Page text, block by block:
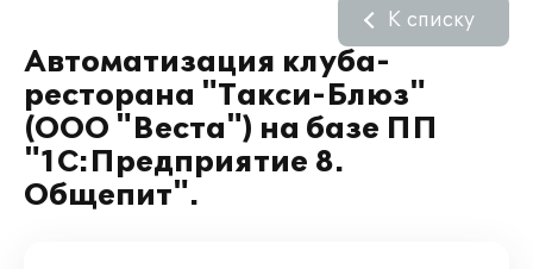
Автоматизация клуба-
ресторана "Такси-Блюз"
(ООО "Веста") на базе ПП
"1С:Предприятие 8.
Общепит".
К списку